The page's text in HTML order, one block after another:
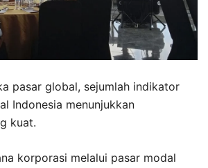
pasar global, sejumlah indikator
Indonesia menunjukkan
kuat.
korporasi melalui pasar modal